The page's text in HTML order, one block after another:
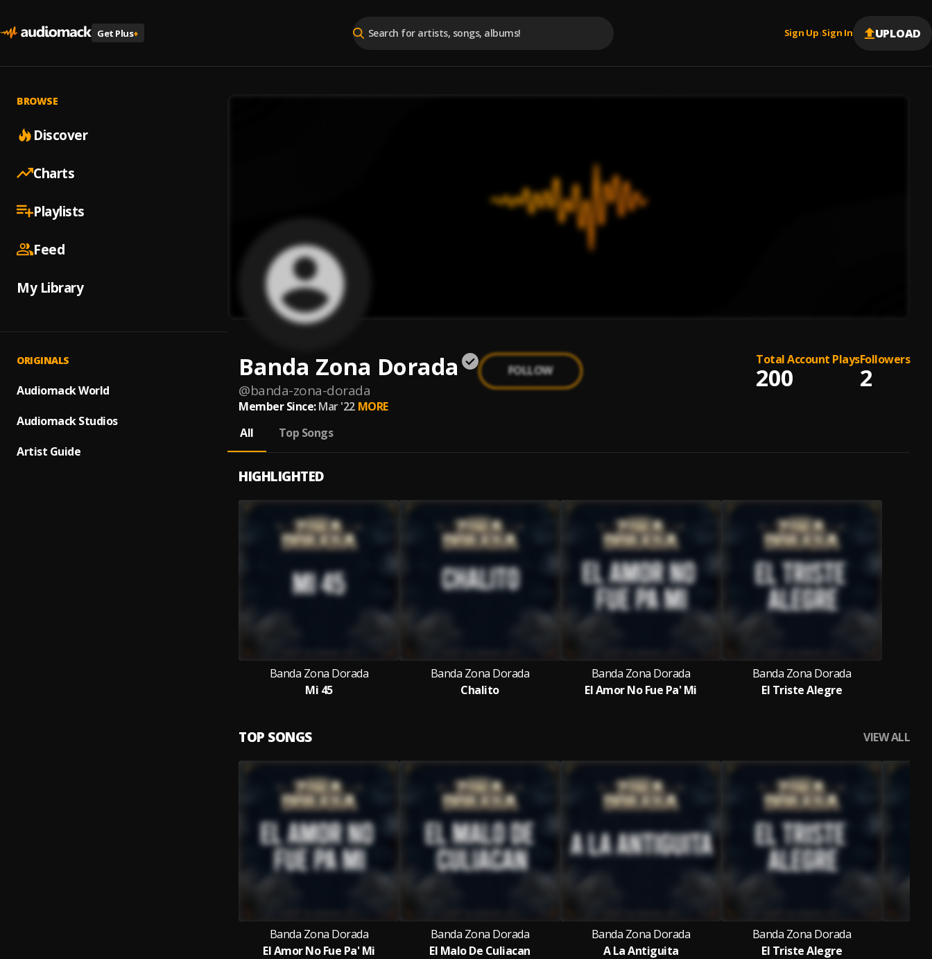
Get Plus+ Sign Up |Sign In UPLOAD
BROWSE
Discover
Charts
Playlists
Feed
My Library
ORIGINALS
Audiomack World
Audiomack Studios
Artist Guide
Banda Zona Dorada
@banda-zona-dorada
FOLLOW
Total Account Plays
200
Followers
2
Member Since: Mar '22 MORE
All
Top Songs
HIGHLIGHTED
Banda Zona Dorada
Mi 45
Banda Zona Dorada
Chalito
Banda Zona Dorada
El Amor No Fue Pa' Mi
Banda Zona Dorada
El Triste Alegre
TOP SONGS VIEW ALL
Banda Zona Dorada
El Amor No Fue Pa' Mi
Banda Zona Dorada
El Malo De Culiacan
Banda Zona Dorada
A La Antiguita
Banda Zona Dorada
El Triste Alegre